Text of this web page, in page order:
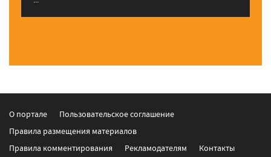
О портале
Пользовательское соглашение
Правила размещения материалов
Правила комментирования
Рекламодателям Контакты